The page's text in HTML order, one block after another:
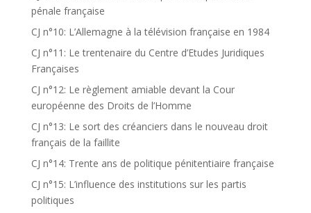
pénale française
CJ n°10: L’Allemagne à la télévision française en 1984
CJ n°11: Le trentenaire du Centre d’Etudes Juridiques
Françaises
CJ n°12: Le règlement amiable devant la Cour
européenne des Droits de l’Homme
CJ n°13: Le sort des créanciers dans le nouveau droit
français de la faillite
CJ n°14: Trente ans de politique pénitentiaire française
CJ n°15: L’influence des institutions sur les partis
politiques